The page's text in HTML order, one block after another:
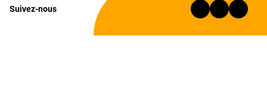
Suivez-nous